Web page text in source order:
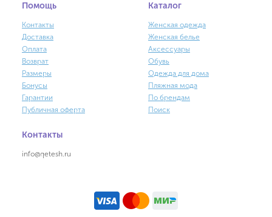
Контакты
info@qetesh.ru
Помощь
Контакты
Доставка
Оплата
Возврат
Размеры
Бонусы
Гарантии
Публичная оферта
Каталог
Женская одежда
Женская белье
Аксессуары
Обувь
Одежда для дома
Пляжная мода
По брендам
Поиск